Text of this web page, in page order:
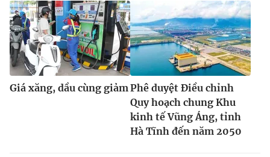
Giá xăng, dầu cùng giảm Phê duyệt Điều chỉnh
Quy hoạch chung Khu
kinh tế Vũng Áng, tỉnh
Hà Tĩnh đến năm 2050